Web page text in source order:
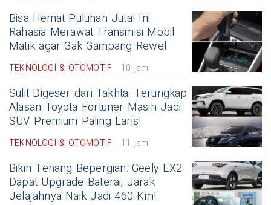
Bisa Hemat Puluhan Juta! Ini
Rahasia Merawat Transmisi Mobil
Matik agar Gak Gampang Rewel
TEKNOLOGI & OTOMOTIF 10 jam
Sulit Digeser dari Takhta: Terungkap
Alasan Toyota Fortuner Masih Jadi
SUV Premium Paling Laris!
TEKNOLOGI & OTOMOTIF 11 jam
Bikin Tenang Bepergian: Geely EX2
Dapat Upgrade Baterai, Jarak
Jelajahnya Naik Jadi 460 Km!